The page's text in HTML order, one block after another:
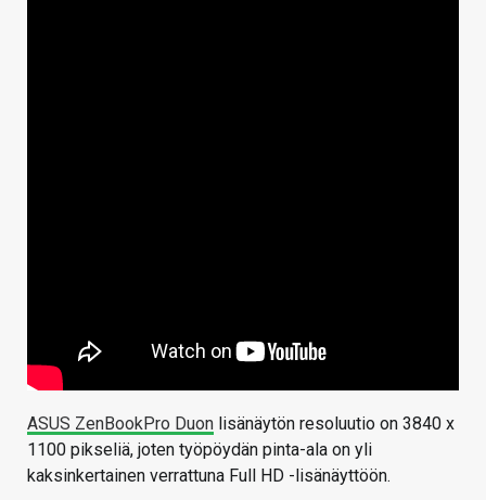
ASUS ZenBookPro Duon lisänäytön resoluutio on 3840 x
1100 pikseliä, joten työpöydän pinta-ala on yli
kaksinkertainen verrattuna Full HD -lisänäyttöön.